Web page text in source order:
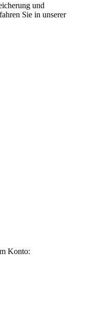
und
Sie in unserer
Konto: